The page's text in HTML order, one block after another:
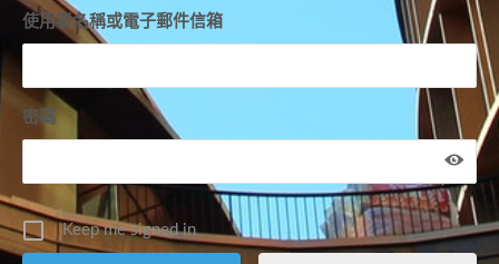
使用者名稱或電子郵件信箱
密碼
Keep me signed in